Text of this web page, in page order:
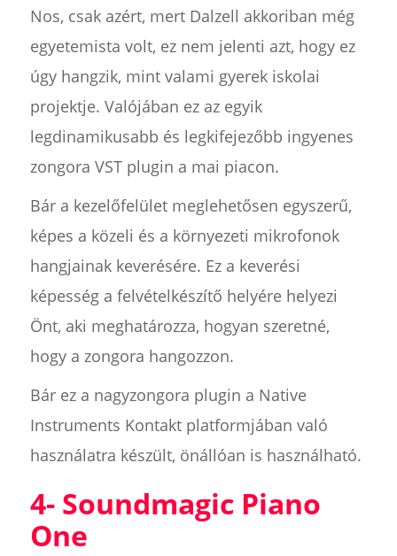
Nos, csak azért, mert Dalzell akkoriban még
egyetemista volt, ez nem jelenti azt, hogy ez
úgy hangzik, mint valami gyerek iskolai
projektje. Valójában ez az egyik
legdinamikusabb és legkifejezőbb ingyenes
zongora VST plugin a mai piacon.
Bár a kezelőfelület meglehetősen egyszerű,
képes a közeli és a környezeti mikrofonok
hangjainak keverésére. Ez a keverési
képesség a felvételkészítő helyére helyezi
Önt, aki meghatározza, hogyan szeretné,
hogy a zongora hangozzon.
Bár ez a nagyzongora plugin a Native
Instruments Kontakt platformjában való
használatra készült, önállóan is használható.
4- Soundmagic Piano
One